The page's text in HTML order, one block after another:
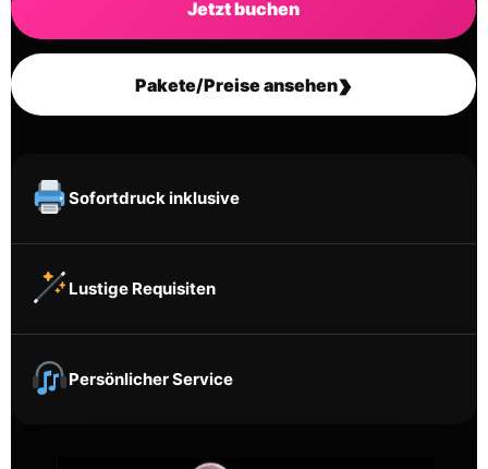
Jetzt buchen
Pakete/Preise ansehen›
Sofortdruck inklusive
Lustige Requisiten
Persönlicher Service